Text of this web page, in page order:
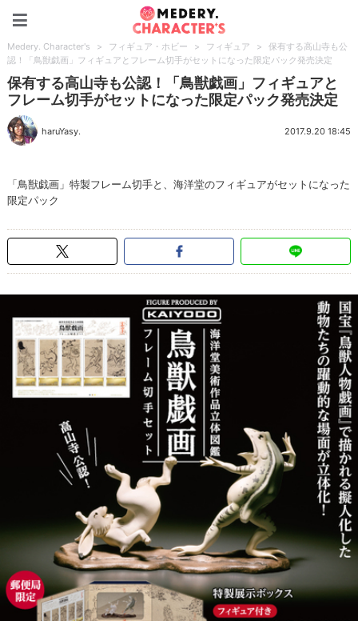
Medery. Character's > フィギュア・ホビー > フィギュア >
保有する高山寺も公
認！「鳥獣戯画」フィギュアとフレーム切手がセットになった限定パック発売決定
保有する高山寺も公認！「鳥獣戯画」フィギュアと
フレーム切手がセットになった限定パック発売決定
haruYasy. 2017.9.20 18:45
「鳥獣戯画」特製フレーム切手と、海洋堂のフィギュアがセットになった
限定パック